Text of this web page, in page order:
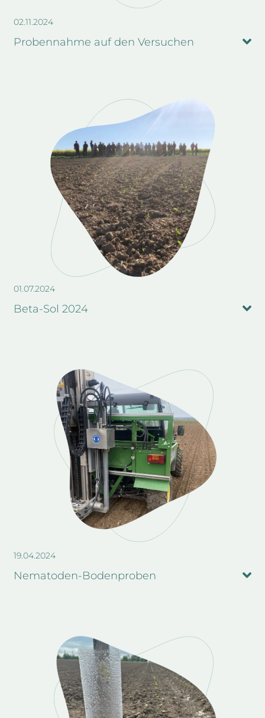
02.11.2024
Probennahme auf den Versuchen
01.07.2024
Beta-Sol 2024
19.04.2024
Nematoden-Bodenproben